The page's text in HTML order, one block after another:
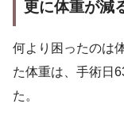
更に体重が減
何より困ったのは
た体重は、手術日
た。